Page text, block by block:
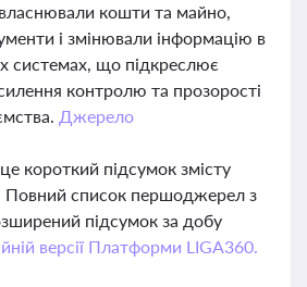
кошти та майно,
і змінювали інформацію в
системах, що підкреслює
контролю та прозорості
Джерело
короткий підсумок змісту
Повний список першоджерел з
підсумок за добу
версії Платформи LIGA360.